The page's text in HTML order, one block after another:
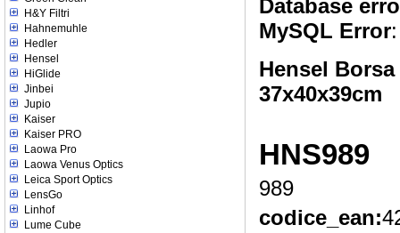
H&Y Filtri
Hahnemuhle
Hedler
Hensel
HiGlide
Jinbei
Jupio
Kaiser
Kaiser PRO
Laowa Pro
Laowa Venus Optics
Leica Sport Optics
LensGo
Linhof
Lume Cube
Database
MySQL Error
Hensel
37x40x39cm
HNS989
989
codice_ean: